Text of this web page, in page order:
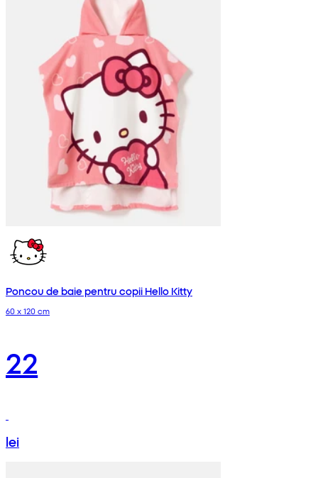
Poncou de baie pentru copii Hello Kitty
60 x 120 cm
22
lei